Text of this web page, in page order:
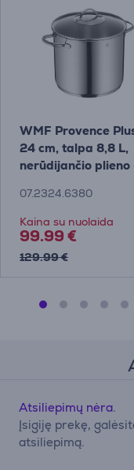
WMF Provence
24 cm, talpa 8,8 L,
nerūdijančio plieno
07.2324.6380
Kaina su nuolaida
99.99 €
129.99 €
Atsiliepimų nėra.
Įsigiję prekę,
atsiliepimą.